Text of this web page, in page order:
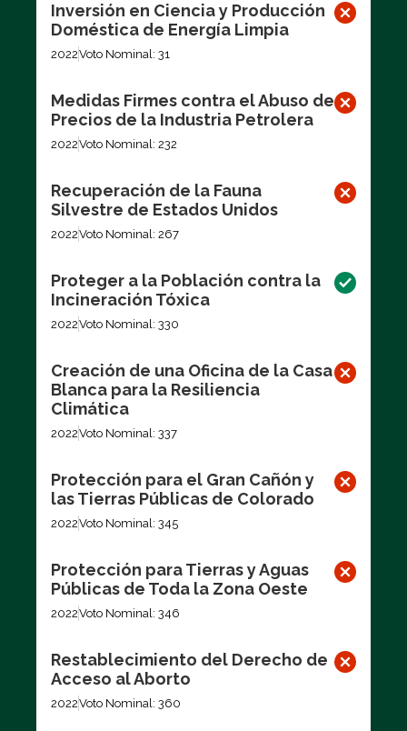
Inversión en Ciencia y Producción
Doméstica de Energía Limpia
2022Voto Nominal: 31
Medidas Firmes contra el Abuso de
Precios de la Industria Petrolera
2022Voto Nominal: 232
Recuperación de la Fauna
Silvestre de Estados Unidos
2022Voto Nominal: 267
Proteger a la Población contra la
Incineración Tóxica
2022Voto Nominal: 330
Creación de una Oficina de la Casa
Blanca para la Resiliencia
Climática
2022Voto Nominal: 337
Protección para el Gran Cañón y
las Tierras Públicas de Colorado
2022Voto Nominal: 345
Protección para Tierras y Aguas
Públicas de Toda la Zona Oeste
2022Voto Nominal: 346
Restablecimiento del Derecho de
Acceso al Aborto
2022Voto Nominal: 360